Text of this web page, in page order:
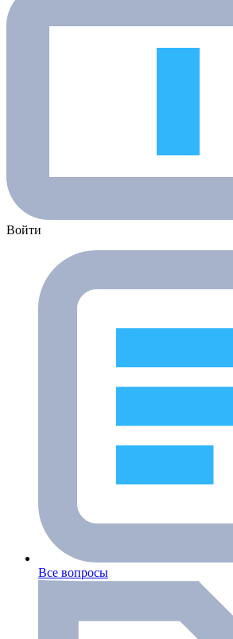
Войти
Все вопросы